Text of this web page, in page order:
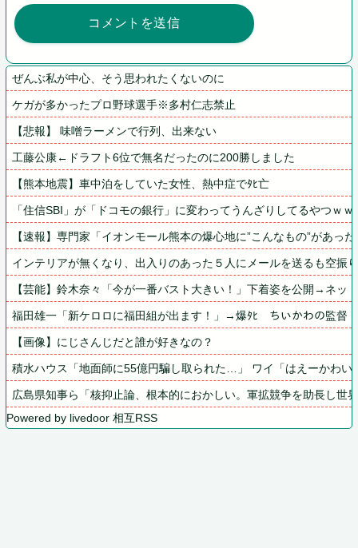
ぜんぶ私が中心、そう思われたくないのに
ケガが多かったプロ野球選手※多村仁志禁止
【悲報】 味噌ラーメンで行列、出来ない
工藤公康←ドラフト6位で無名だったのに200勝しました
【熊本地震】車中泊をしていた女性、熱中症でﾀﾋ亡
「住信SBI」が「ドコモの銀行」に変わってうんざりしてるやつｗｗ
【速報】専門家「イオンモール熊本の爆心地に”こんなもの”があっ
インテリアが無くなり、出入りのあった５人にメールを送るも空振
【芸能】鈴木奈々「今が一番バスト大きい！」下着姿を公開→ネッ
福田雄一「新ケロロに福田組が出ます！」→爆ﾀﾋ　ちいかわの監督
【画像】にじさんじだと誰が好きなの？
積水ハウス「地面師に55億円騙し取られた…」 ワイ「はえーかわ
広島県知事ら「核抑止論、根本的におかしい。軍拡競争を助長し世
Powered by livedoor 相互RSS